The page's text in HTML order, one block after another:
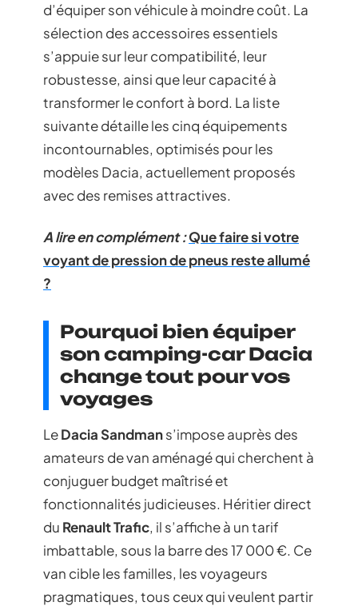
d’équiper son véhicule à moindre coût. La
sélection des accessoires essentiels
s’appuie sur leur compatibilité, leur
robustesse, ainsi que leur capacité à
transformer le confort à bord. La liste
suivante détaille les cinq équipements
incontournables, optimisés pour les
modèles Dacia, actuellement proposés
avec des remises attractives.
A lire en complément :Que faire si votre
voyant de pression de pneus reste allumé
?
Pourquoi bien équiper
son camping-car Dacia
change tout pour vos
voyages
LeDacia Sandmans’impose auprès des
amateurs de van aménagé qui cherchent à
conjuguer budget maîtrisé et
fonctionnalités judicieuses. Héritier direct
du Renault Trafic, il s’affiche à un tarif
imbattable, sous la barre des 17 000 €. Ce
van cible les familles, les voyageurs
pragmatiques, tous ceux qui veulent partir